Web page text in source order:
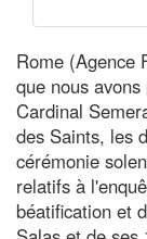
Rome (Agence
que nous
Cardinal
des Saints, les
cérémonie
relatifs à
béatification et